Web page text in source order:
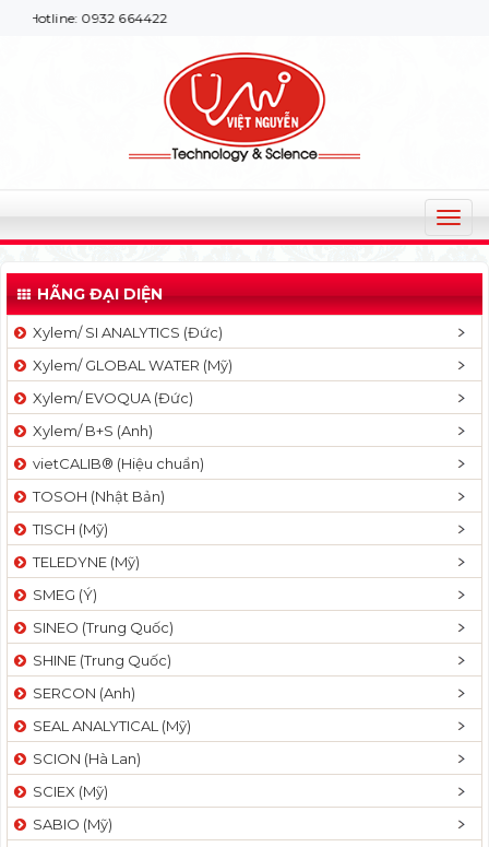
0932 664422
T
o
g
l
v
a
t
n
HÃNG ĐẠI DIỆN
Xylem/ SI ANALYTICS (Đức)
Xylem/ GLOBAL WATER (Mỹ)
Xylem/ EVOQUA (Đức)
Xylem/ B+S (Anh)
vietCALIB® (Hiệu chuẩn)
TOSOH (Nhật Bản)
TISCH (Mỹ)
TELEDYNE (Mỹ)
SMEG (Ý)
SINEO (Trung Quốc)
SHINE (Trung Quốc)
SERCON (Anh)
SEAL ANALYTICAL (Mỹ)
SCION (Hà Lan)
SCIEX (Mỹ)
SABIO (Mỹ)